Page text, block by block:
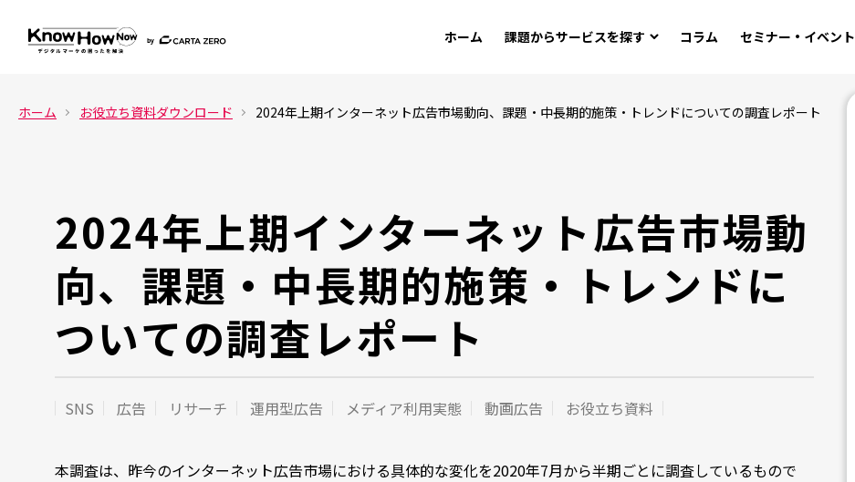
ホーム 課題からサービスを探す コラム セミナー・イベント
ホーム お役立ち資料ダウンロード 2024年上期インターネット広告市場動向、課題・中長期的施策・トレンドについての調査レポート
2024年上期インターネット広告市場動
向、課題・中長期的施策・トレンドに
ついての調査レポート
SNS 広告 リサーチ 運用型広告 メディア利用実態 動画広告 お役立ち資料
本調査は、昨今のインターネット広告市場における具体的な変化を2020年7月から半期ごとに調査しているもので